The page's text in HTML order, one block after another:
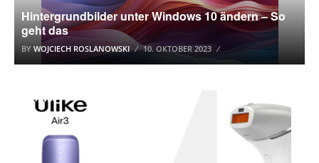
Hintergrundbilder unter Windows 10 ändern – So
geht das
BY WOJCIECH ROSLANOWSKI 10. OKTOBER 2023
TECHNIK